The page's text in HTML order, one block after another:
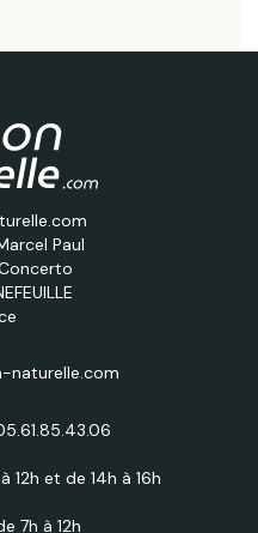
Paul
naturelle.com
12h et de 14h à 16h
7h à 12h